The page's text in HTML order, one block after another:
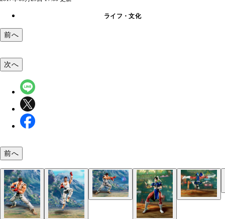
ライフ・文化
前へ
次へ
前へ